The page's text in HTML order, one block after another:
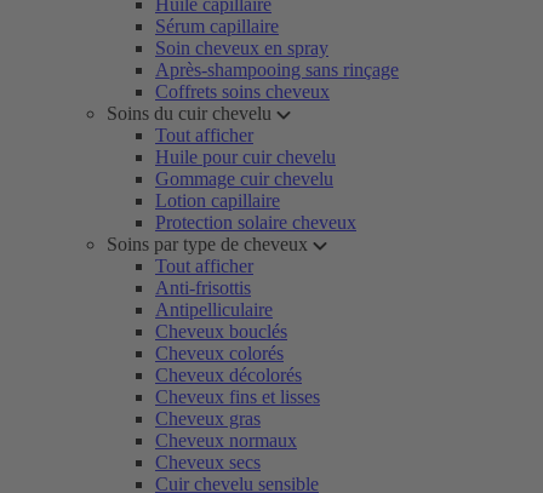
Huile capillaire
Sérum capillaire
Soin cheveux en spray
Après-shampooing sans rinçage
Coffrets soins cheveux
Soins du cuir chevelu
Tout afficher
Huile pour cuir chevelu
Gommage cuir chevelu
Lotion capillaire
Protection solaire cheveux
Soins par type de cheveux
Tout afficher
Anti-frisottis
Antipelliculaire
Cheveux bouclés
Cheveux colorés
Cheveux décolorés
Cheveux fins et lisses
Cheveux gras
Cheveux normaux
Cheveux secs
Cuir chevelu sensible